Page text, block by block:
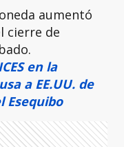
aumentó
cierre de
en la
a EE.UU. de
Esequibo